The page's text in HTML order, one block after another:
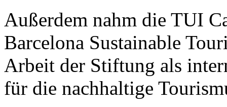
Außerdem nahm die TUI
Barcelona Sustainable
Arbeit der Stiftung als
für die nachhaltige